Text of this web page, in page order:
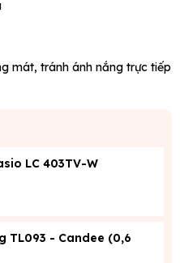
mát, tránh ánh nắng trực tiếp
LC 403TV-W
TL093 - Candee (0,6